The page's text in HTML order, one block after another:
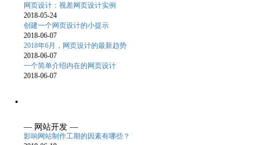
网页设计：视差网页设计实例
2018-05-24
创建一个网页设计的小提示
2018-06-07
2018年6月，网页设计的最新趋势
2018-06-07
一个简单介绍内在的网页设计
2018-06-07
— 网站开发 —
影响网站制作工期的因素有哪些？